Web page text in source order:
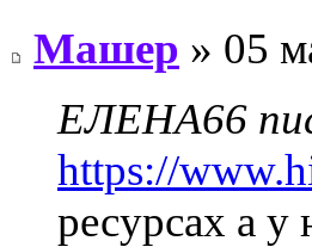
Машер » 05
ЕЛЕНА66
https://
ресурсах а у